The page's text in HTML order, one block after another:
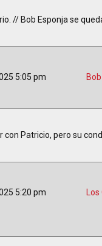
// Bob Esponja se
5:05 pm
con Patricio, pero su
5:20 pm